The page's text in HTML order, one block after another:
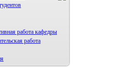
работа кафедры
работа